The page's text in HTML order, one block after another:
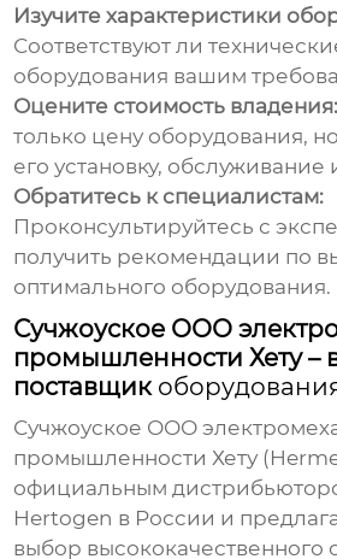
Изучите характеристики
Соответствуют ли
оборудования вашим
Оцените стоимость владения:
только цену оборудования,
его установку, обслуживание
Обратитесь к специалистам:
Проконсультируйтесь с
получить рекомендации по
оптимального оборудования.
Сучжоуское ООО
промышленности Хету
поставщик
Сучжоуское ООО
промышленности Хету
официальным
Hertogen в России и
выбор высококачественного